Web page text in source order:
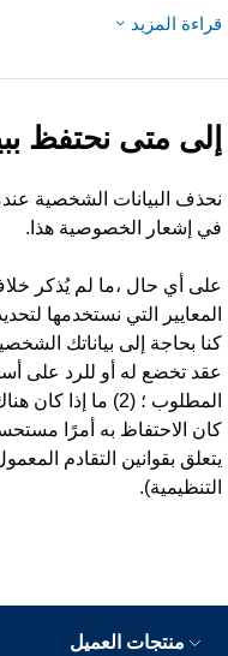
المزيد
متى نحتفظ
البيانات الشخصية
إشعار الخصوصية هذا.
أي حال ،ما لم يُذكر
بحاجة إلى بياناتك
تخضع له أو للرد على
الاحتفاظ به أمرًا
بقوانين التقادم
منتجات العميل